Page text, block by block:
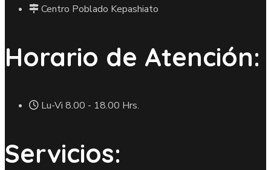
Centro Poblado Kepashiato
Horario de Atención:
Lu-Vi 8.00 - 18.00 Hrs.
Servicios: